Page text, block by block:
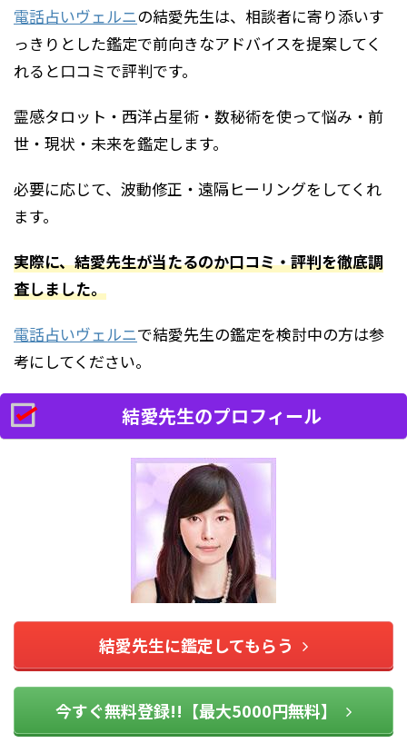
電話占いヴェルニの結愛先生は、相談者に寄り添いす
っきりとした鑑定で前向きなアドバイスを提案してく
れると口コミで評判です。
霊感タロット・西洋占星術・数秘術を使って悩み・前
世・現状・未来を鑑定します。
必要に応じて、波動修正・遠隔ヒーリングをしてくれ
ます。
実際に、結愛先生が当たるのか口コミ・評判を徹底調
査しました。
電話占いヴェルニで結愛先生の鑑定を検討中の方は参
考にしてください。
結愛先生のプロフィール
結愛先生に鑑定してもらう
今すぐ無料登録!!【最大5000円無料】